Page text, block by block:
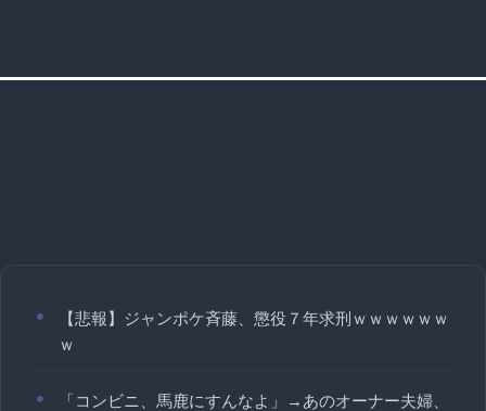
【悲報】ジャンポケ斉藤、懲役７年求刑ｗｗｗｗｗｗ
ｗ
「コンビニ、馬鹿にすんなよ」→あのオーナー夫婦、